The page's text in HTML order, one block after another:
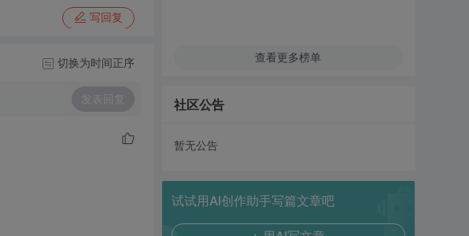
写回复
切换为时间正序
发表回复
查看更多榜单
社区公告
暂无公告
试试用AI创作助手写篇文章吧